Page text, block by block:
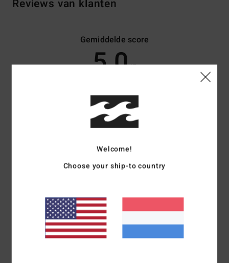
Reviews van klanten
Gemiddelde score
5.0/5
4 geverifieerde beoordelingen
75% van onze klanten bevelen dit product aan
Welcome!
Choose your ship-to country